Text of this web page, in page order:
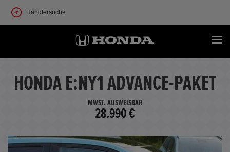
Händlersuche
HONDA E:NY1 ADVANCE-PAKET
MWST. AUSWEISBAR
28.990 €